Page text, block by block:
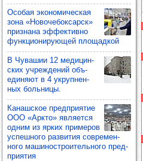
Осо­бая эко­но­ми­чес­кая
зона «Ново­че­бок­сарск»
приз­нана эффек­тивно
фун­кци­они­ру­ющей пло­щад­кой
В Чува­шии 12 меди­цин­
ских учреж­де­ний объ­
еди­няют в 4 укруп­нен­
ных боль­ницы.
Канаш­ское пред­при­ятие
ООО «Аркто» явля­ется
одним из ярких при­ме­ров
успеш­ного раз­ви­тия сов­ре­мен­
ного маши­нос­тро­итель­ного пред­
при­ятия